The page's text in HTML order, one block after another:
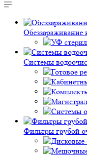
Обеззараживание
Системы
Фильтры грубой